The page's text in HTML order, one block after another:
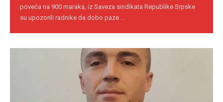
poveća na 900 maraka, iz Saveza sindikata Republike Srpske
su upozorili radnike da dobo paze ...